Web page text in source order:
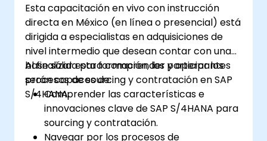
consignación y los materiales bloqueados.
Esta capacitación en vivo con instrucción
directa en México (en línea o presencial) está
dirigida a especialistas en adquisiciones de
nivel intermedio que desean contar con una
base sólida para comprender y operar los
procesos de sourcing y contratación en SAP
S/4HANA.
Al finalizar esta formación, los participantes
serán capaces de:
Comprender las características e
innovaciones clave de SAP S/4HANA para
sourcing y contratación.
Navegar por los procesos de